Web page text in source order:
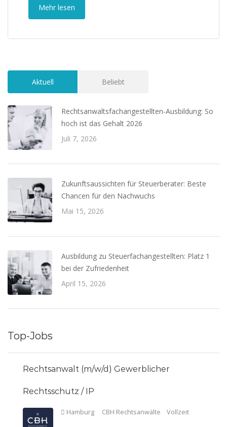
Mehr lesen
Aktuell Beliebt
Rechtsanwaltsfachangestellten-Ausbildung: So
hoch ist das Gehalt 2026
Juli 7, 2026
Zukunftsaussichten für Steuerberater: Beste
Chancen für den Nachwuchs
Mai 15, 2026
Ausbildung zu Steuerfachangestellten: Platz 1
bei der Zufriedenheit
April 15, 2026
Top-Jobs
Rechtsanwalt (m/w/d) Gewerblicher
Rechtsschutz / IP